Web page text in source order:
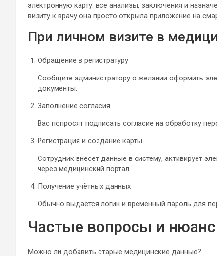
электронную карту: все анализы, заключения и
визиту к врачу она просто открыла приложение на
При личном визите в
Обращение в регистратуру
Сообщите администратору о желании оформить
документы.
Заполнение согласия
Вас попросят подписать согласие на обработку
Регистрация и создание карты
Сотрудник внесёт данные в систему, активирует
через медицинский портал.
Получение учётных данных
Обычно выдается логин и временный пароль для
Частые вопросы и
Можно ли добавить старые медицинские данные?